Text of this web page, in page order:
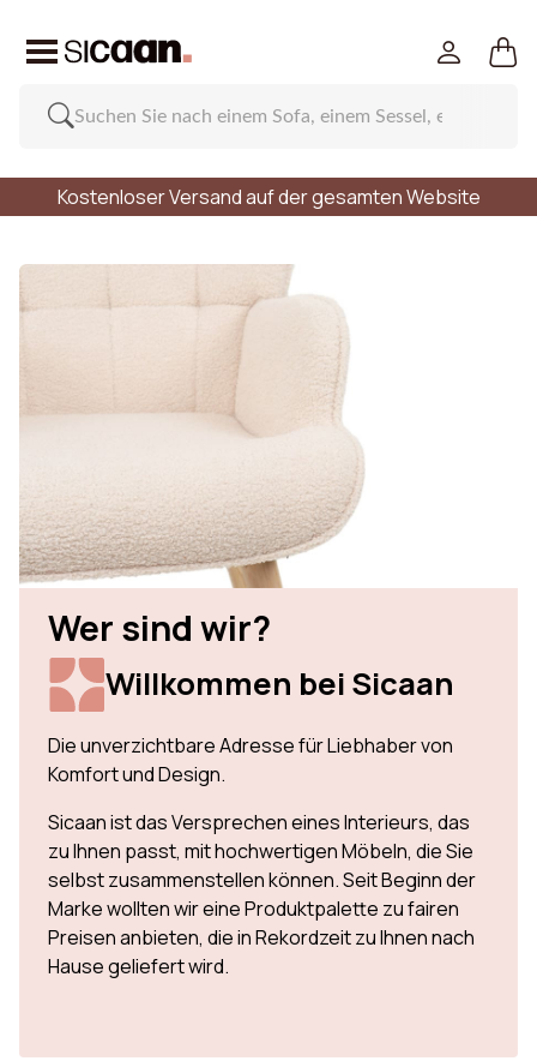
Kostenloser Versand auf der gesamten Website
Wer sind wir?
Willkommen bei Sicaan
Die unverzichtbare Adresse für Liebhaber von
Komfort und Design.
Sicaan ist das Versprechen eines Interieurs, das
zu Ihnen passt, mit hochwertigen Möbeln, die Sie
selbst zusammenstellen können. Seit Beginn der
Marke wollten wir eine Produktpalette zu fairen
Preisen anbieten, die in Rekordzeit zu Ihnen nach
Hause geliefert wird.